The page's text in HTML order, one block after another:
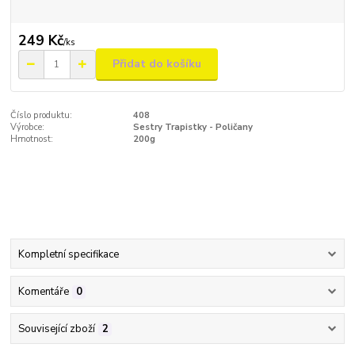
249 Kč/ks
Přidat do košíku
Číslo produktu:
408
Výrobce:
Sestry Trapistky - Poličany
Hmotnost:
200g
Kompletní specifikace
Komentáře 0
Související zboží 2